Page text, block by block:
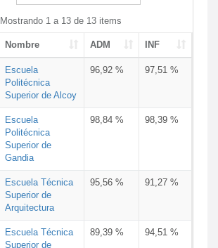
Mostrando 1 a 13 de 13 items
Nombre ADM INF
Escuela
Politécnica
Superior de Alcoy
96,92 % 97,51 %
Escuela
Politécnica
Superior de
Gandia
98,84 % 98,39 %
Escuela Técnica
Superior de
Arquitectura
95,56 % 91,27 %
Escuela Técnica
Superior de
89,39 % 94,51 %